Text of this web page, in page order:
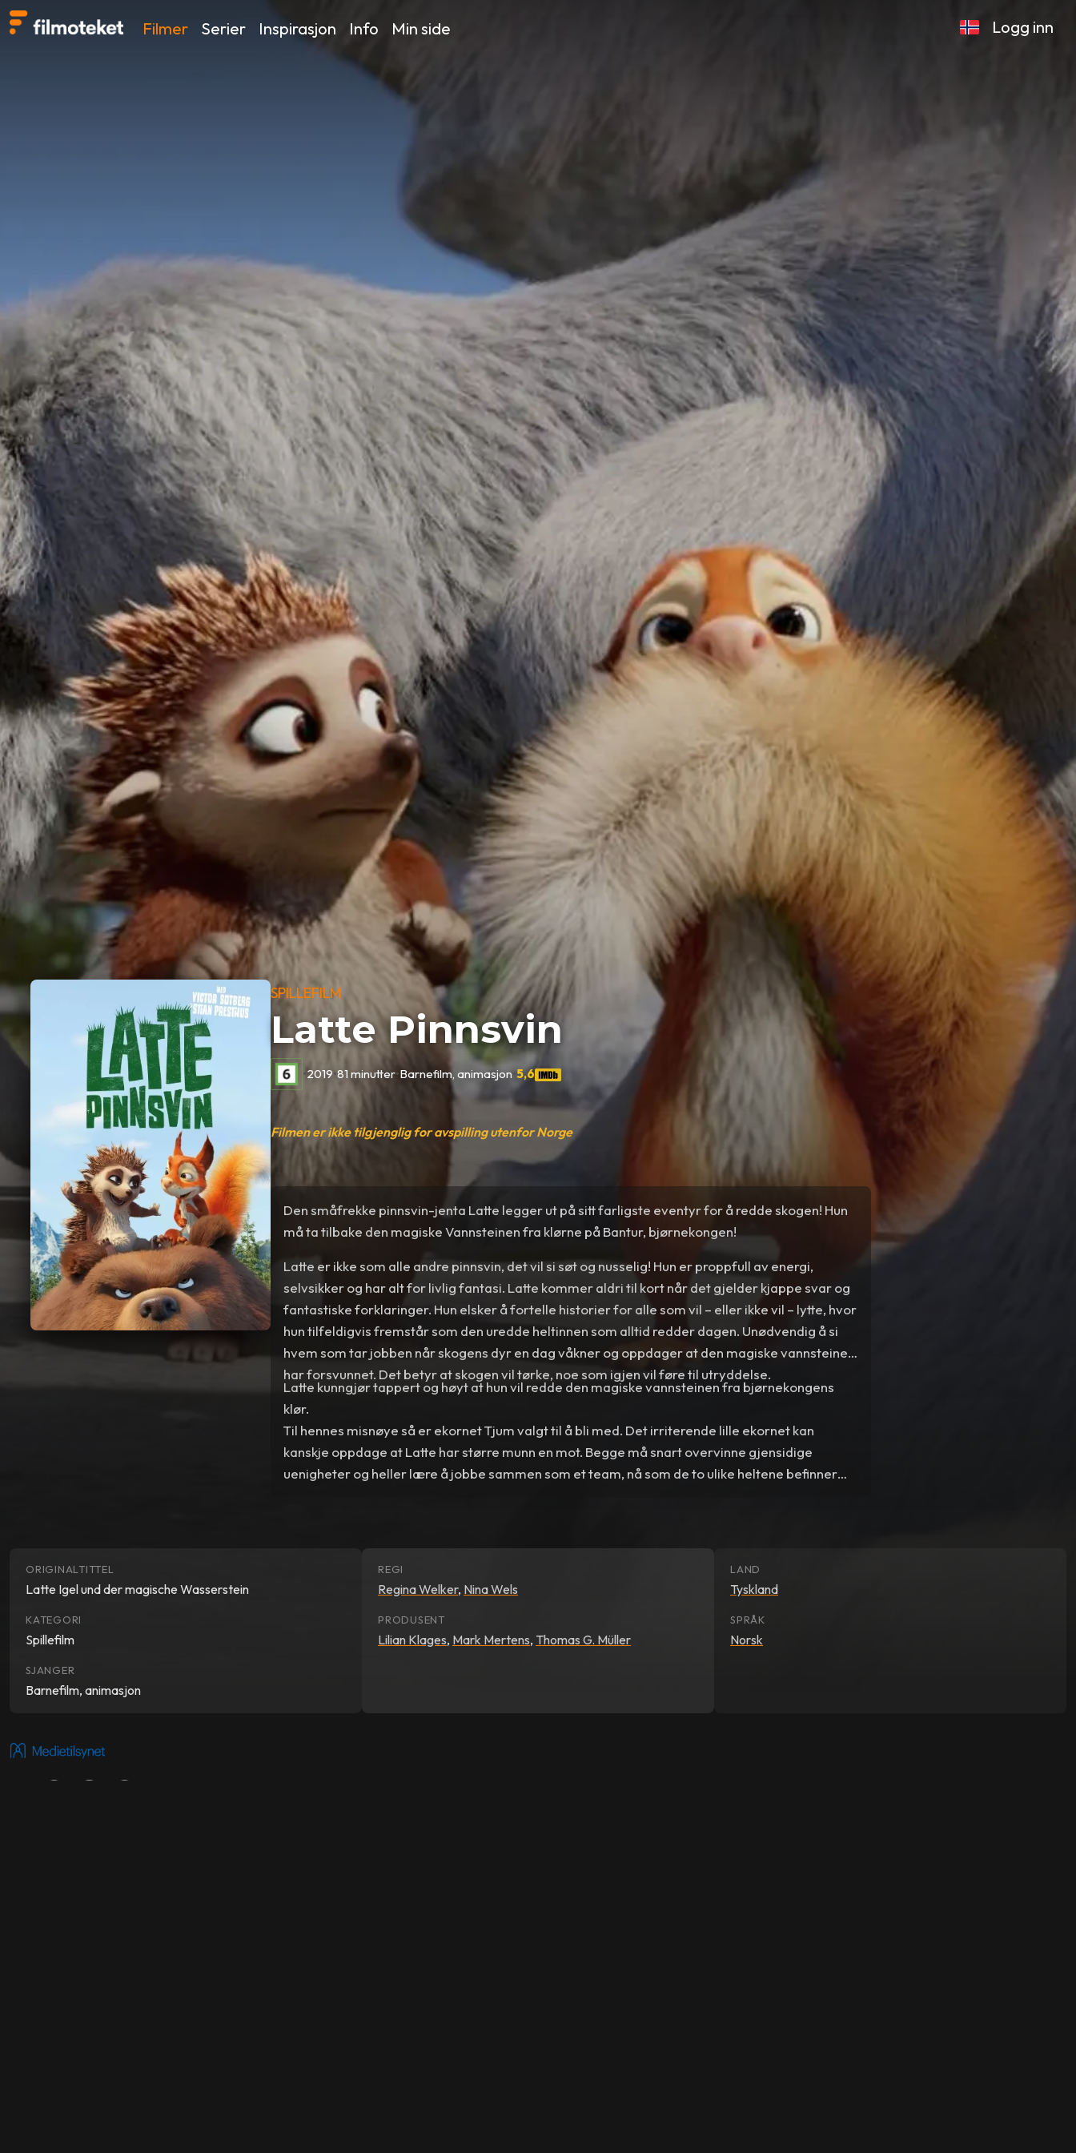
Filmer Serier Inspirasjon Info Min side Logg inn
SPILLEFILM
Latte Pinnsvin
•2019•81 minutter•Barnefilm, animasjon•5,6
Filmen er ikke tilgjenglig for avspilling utenfor Norge
Den småfrekke pinnsvin-jenta Latte legger ut på sitt farligste eventyr for å redde skogen! Hun
må ta tilbake den magiske Vannsteinen fra klørne på Bantur, bjørnekongen!
Latte er ikke som alle andre pinnsvin, det vil si søt og nusselig! Hun er proppfull av energi,
selvsikker og har alt for livlig fantasi. Latte kommer aldri til kort når det gjelder kjappe svar og
fantastiske forklaringer. Hun elsker å fortelle historier for alle som vil – eller ikke vil – lytte, hvor
hun tilfeldigvis fremstår som den uredde heltinnen som alltid redder dagen. Unødvendig å si
hvem som tar jobben når skogens dyr en dag våkner og oppdager at den magiske vannsteinen
har forsvunnet. Det betyr at skogen vil tørke, noe som igjen vil føre til utryddelse.
Latte kunngjør tappert og høyt at hun vil redde den magiske vannsteinen fra bjørnekongens
klør.
Til hennes misnøye så er ekornet Tjum valgt til å bli med. Det irriterende lille ekornet kan
kanskje oppdage at Latte har større munn en mot. Begge må snart overvinne gjensidige
uenigheter og heller lære å jobbe sammen som et team, nå som de to ulike heltene befinner
ORIGINALTITTEL
Latte Igel und der magische Wasserstein
KATEGORI
Spillefilm
SJANGER
Barnefilm, animasjon
REGI
Regina Welker, Nina Wels
PRODUSENT
Lilian Klages, Mark Mertens, Thomas G. Müller
LAND
Tyskland
SPRÅK
Norsk